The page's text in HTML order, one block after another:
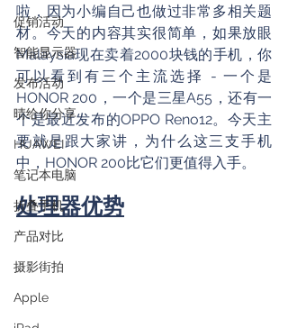
促销活动
智能显示器
发布活动
晴给你分享
HUAWEI
笔记本电脑
折叠手机
产品对比
摄影街拍
Apple
啦，因为小编自己也做过非常多相关题
材。今天的内容其实很简单，如果放眼
Malaysia现在卖着2000块钱的手机，你
可以看到有三个主流选择 - 一个是
HONOR 200，一个是三星A55，还有一
个是最近发布的OPPO Reno12。今天主
要就是跟大家讲，为什么这三支手机
中，HONOR 200比它们更值得入手。
处理器优势